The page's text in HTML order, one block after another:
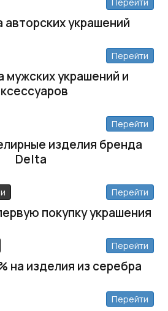
украшений
Перейти
мужских украшений и
Перейти
изделия бренда
Delta
Перейти
покупку украшения
Перейти
на изделия из серебра
Перейти